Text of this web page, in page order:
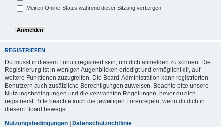
Meinen Online-Status während dieser Sitzung verbergen
REGISTRIEREN
Du musst in diesem Forum registriert sein, um dich anmelden zu können. Die
Registrierung ist in wenigen Augenblicken erledigt und ermöglicht dir, auf
weitere Funktionen zuzugreifen. Die Board-Administration kann registrierten
Benutzern auch zusätzliche Berechtigungen zuweisen. Beachte bitte unsere
Nutzungsbedingungen und die verwandten Regelungen, bevor du dich
registrierst. Bitte beachte auch die jeweiligen Forenregeln, wenn du dich in
diesem Board bewegst.
Nutzungsbedingungen | Datenschutzrichtlinie